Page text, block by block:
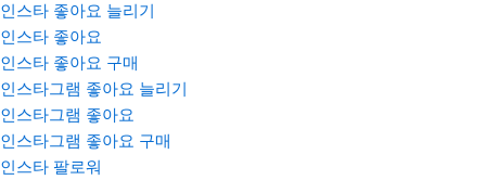
인스타 좋아요 늘리기
인스타 좋아요
인스타 좋아요 구매
인스타그램 좋아요 늘리기
인스타그램 좋아요
인스타그램 좋아요 구매
인스타 팔로워